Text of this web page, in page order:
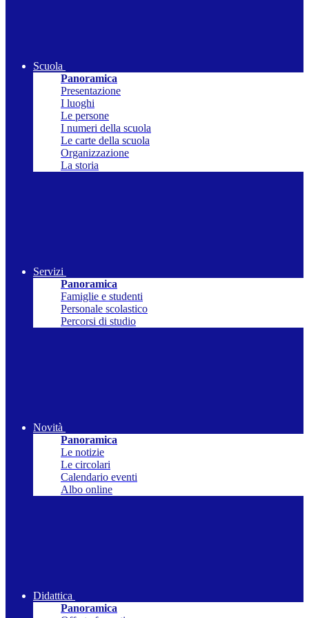
Scuola
Panoramica
Presentazione
I luoghi
Le persone
I numeri della scuola
Le carte della scuola
Organizzazione
La storia
Servizi
Panoramica
Famiglie e studenti
Personale scolastico
Percorsi di studio
Novità
Panoramica
Le notizie
Le circolari
Calendario eventi
Albo online
Didattica
Panoramica